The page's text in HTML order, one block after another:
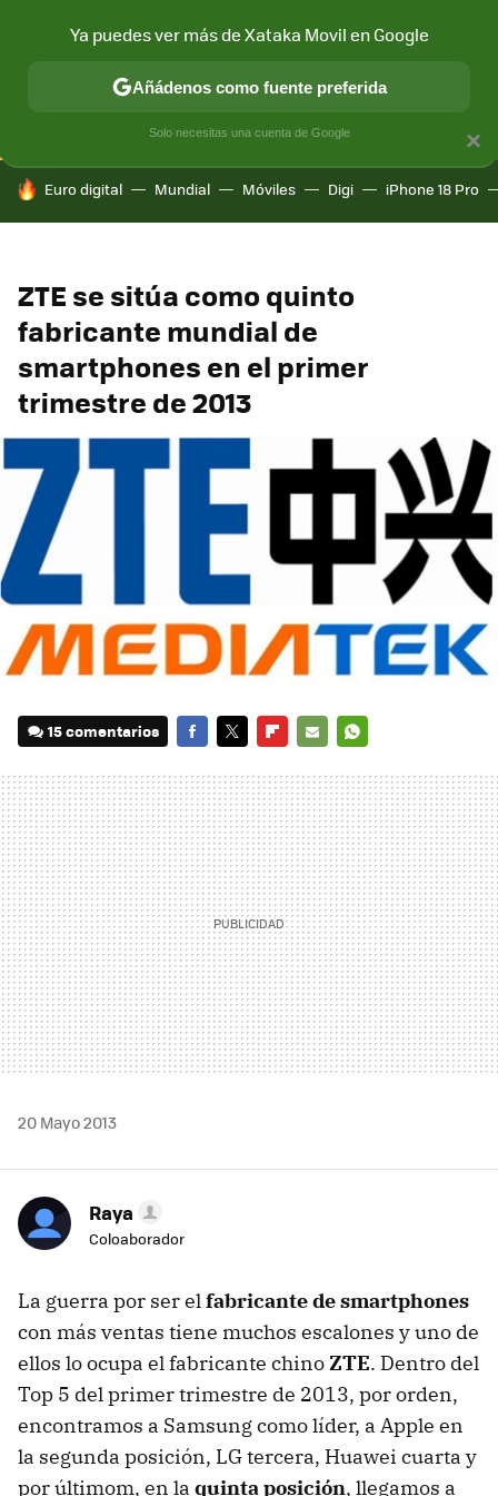
CONECTIVIDAD MÓVIL Y SOCIEDAD APLICACIONES
HOY SE HABLA DE
Euro digital Mundial Móviles Digi iPhone 18 Pro
ZTE se sitúa como quinto
fabricante mundial de
smartphones en el primer
trimestre de 2013
15 comentarios
MAIL
20 Mayo 2013
Raya
Coloaborador
La guerra por ser elfabricante de smartphones
con más ventas tiene muchos escalones y uno de
ellos lo ocupa el fabricante chinoZTE. Dentro del
Top 5 del primer trimestre de 2013, por orden,
encontramos a Samsung como líder, a Apple en
la segunda posición, LG tercera, Huawei cuarta y
por últimom, en la quinta posición, llegamos a
×
Ya puedes ver más de Xataka Movil en Google
Añádenos como fuente preferida
Solo necesitas una cuenta de Google